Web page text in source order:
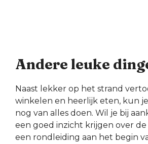
Andere leuke
Naast lekker op het strand
winkelen en heerlijk eten, kun
nog van alles doen. Wil je bij
een goed inzicht krijgen over de
een rondleiding aan het begin